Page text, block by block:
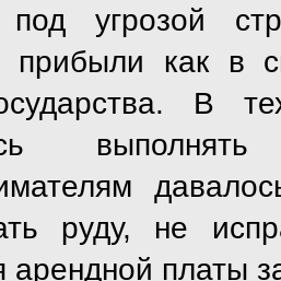
под угрозой
прибыли как в
В
руду, не
арендной платы